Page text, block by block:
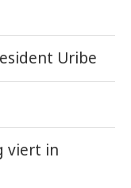
Uribe
viert in